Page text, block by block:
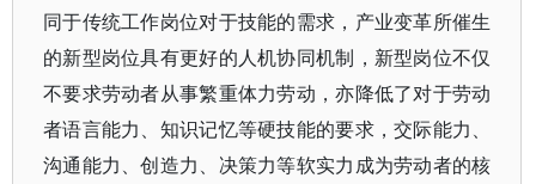
同于传统工作岗位对于技能的需求，产业变革所催生
的新型岗位具有更好的人机协同机制，新型岗位不仅
不要求劳动者从事繁重体力劳动，亦降低了对于劳动
者语言能力、知识记忆等硬技能的要求，交际能力、
沟通能力、创造力、决策力等软实力成为劳动者的核